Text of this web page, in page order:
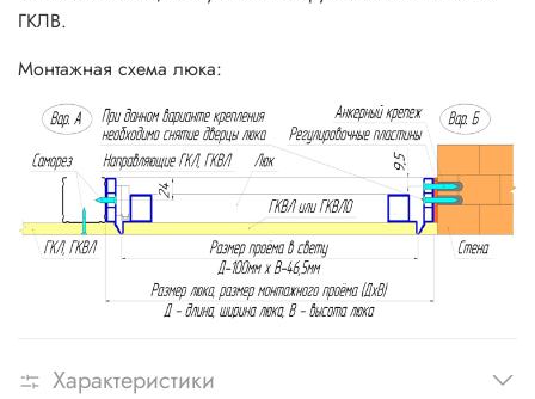
ГКЛВ.
Монтажная схема люка:
Характеристики